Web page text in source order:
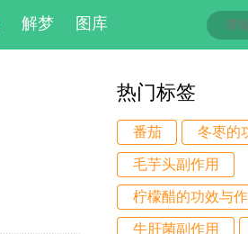
解梦 图库
热门标签
番茄 冬枣的
毛芋头副作用
柠檬醋的功效与
牛肝菌副作用